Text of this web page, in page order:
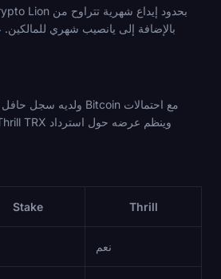
Stake Thrill
نعم